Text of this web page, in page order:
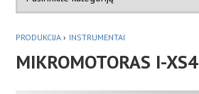
PRODUKCIJA › INSTRUMENTAI
MIKROMOTORAS I-XS4